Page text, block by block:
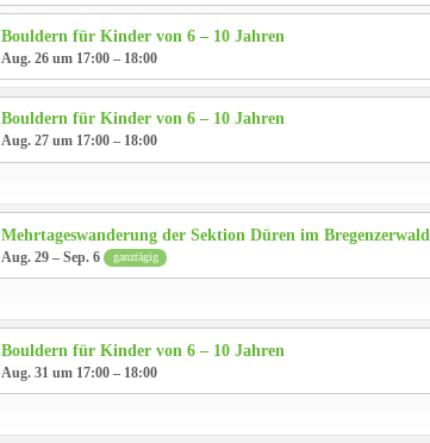
Bouldern für Kinder von 6 – 10 Jahren
Aug. 26 um 17:00 – 18:00
Bouldern für Kinder von 6 – 10 Jahren
Aug. 27 um 17:00 – 18:00
Mehrtageswanderung der Sektion Düren im Bregenzerwald
Aug. 29 – Sep. 6 ganztägig
Bouldern für Kinder von 6 – 10 Jahren
Aug. 31 um 17:00 – 18:00